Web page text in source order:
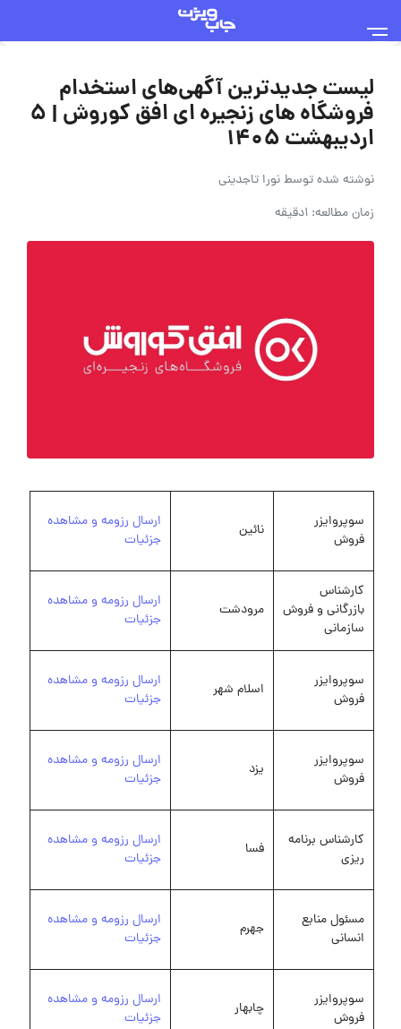
لیست جدیدترین آگهی‌های استخدام
فروشگاه های زنجیره ای افق کوروش | 5
اردیبهشت 1405
نوشته شده توسطنورا تاجدینی
زمان مطالعه: 1دقیقه
سوپروایزر
فروش
نائین
ارسال رزومه و مشاهده
جزئیات
کارشناس
بازرگانی و فروش
سازمانی
مرودشت
ارسال رزومه و مشاهده
جزئیات
سوپروایزر
فروش
اسلام شهر
ارسال رزومه و مشاهده
جزئیات
سوپروایزر
فروش
یزد
ارسال رزومه و مشاهده
جزئیات
کارشناس برنامه
ریزی
فسا
ارسال رزومه و مشاهده
جزئیات
مسئول منابع
انسانی
جهرم
ارسال رزومه و مشاهده
جزئیات
سوپروایزر
فروش
چابهار
ارسال رزومه و مشاهده
جزئیات